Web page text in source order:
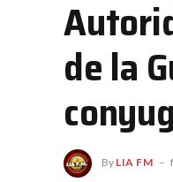
de la
By LIA FM